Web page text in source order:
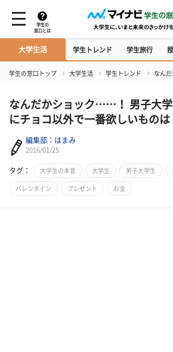
学生の
窓口とは
大学生活 学生トレンド 学生旅行
学生の窓口トップ 大学生活 学生トレンド なん
なんだかショック……！ 男子大
にチョコ以外で一番欲しいもの
編集部：はまみ
2016/01/25
タグ： 大学生の本音 大学生 男子大学生
バレンタイン プレゼント お金